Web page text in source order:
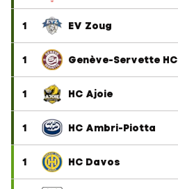
1 EV Zoug
1 Genève-Servette HC
1 HC Ajoie
1 HC Ambri-Piotta
1 HC Davos